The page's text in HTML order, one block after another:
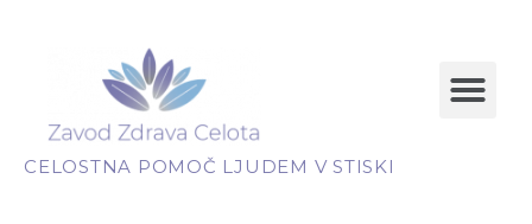
CELOSTNA POMOČ LJUDEM V STISKI